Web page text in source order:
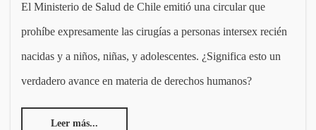
El Ministerio de Salud de Chile emitió una circular que
prohíbe expresamente las cirugías a personas intersex recién
nacidas y a niños, niñas, y adolescentes. ¿Significa esto un
verdadero avance en materia de derechos humanos?
Leer más...